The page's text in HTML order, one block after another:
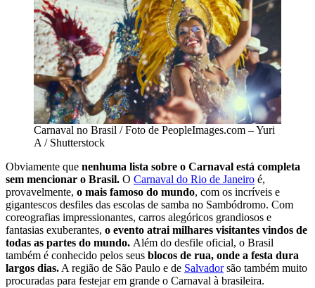
Carnaval no Brasil / Foto de PeopleImages.com – Yuri
A / Shutterstock
Obviamente que nenhuma lista sobre o Carnaval está completa
sem mencionar o Brasil. O Carnaval do Rio de Janeiro é,
provavelmente, o mais famoso do mundo, com os incríveis e
gigantescos desfiles das escolas de samba no Sambódromo. Com
coreografias impressionantes, carros alegóricos grandiosos e
fantasias exuberantes, o evento atrai milhares visitantes vindos de
todas as partes do mundo. Além do desfile oficial, o Brasil
também é conhecido pelos seus blocos de rua, onde a festa dura
largos dias. A região de São Paulo e de Salvadorsão também muito
procuradas para festejar em grande o Carnaval à brasileira.